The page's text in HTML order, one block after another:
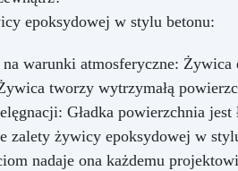
Zanurz Się w Świat
Kreatywności!
epoksydowej w stylu betonu:
na warunki atmosferyczne:
tworzy wytrzymałą
Gładka powierzchnia
zalety żywicy epoksydowej w
nadaje ona każdemu